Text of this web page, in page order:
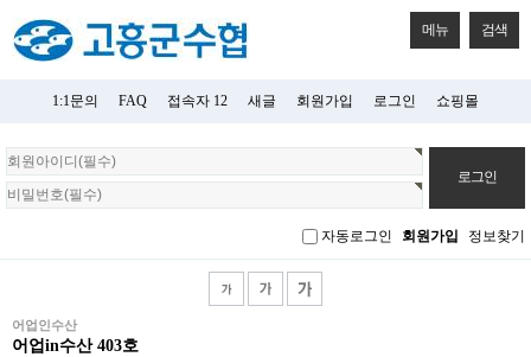
메뉴 검색
1:1문의 FAQ 접속자 12 새글 회원가입 로그인 쇼핑몰
회
원
로
자동로그인 회원가입 정보찾기
어업인수산
어업in수산 403호